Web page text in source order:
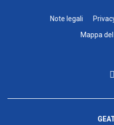
Note legali
Mappa